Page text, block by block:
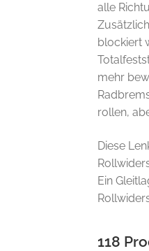
alle
blockiert
mehr
rollen,
Diese
Ein
118